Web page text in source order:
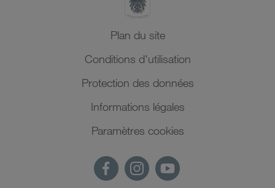
Plan du site
Conditions d'utilisation
Protection des données
Informations légales
Paramètres cookies